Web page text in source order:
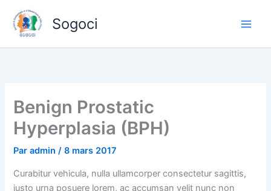
contenu
Sogoci
Benign Prostatic
Hyperplasia (BPH)
Paradmin/8 mars 2017
Curabitur vehicula, nulla ullamcorper consectetur sagittis,
justo urna posuere lorem, ac accumsan velit nunc non